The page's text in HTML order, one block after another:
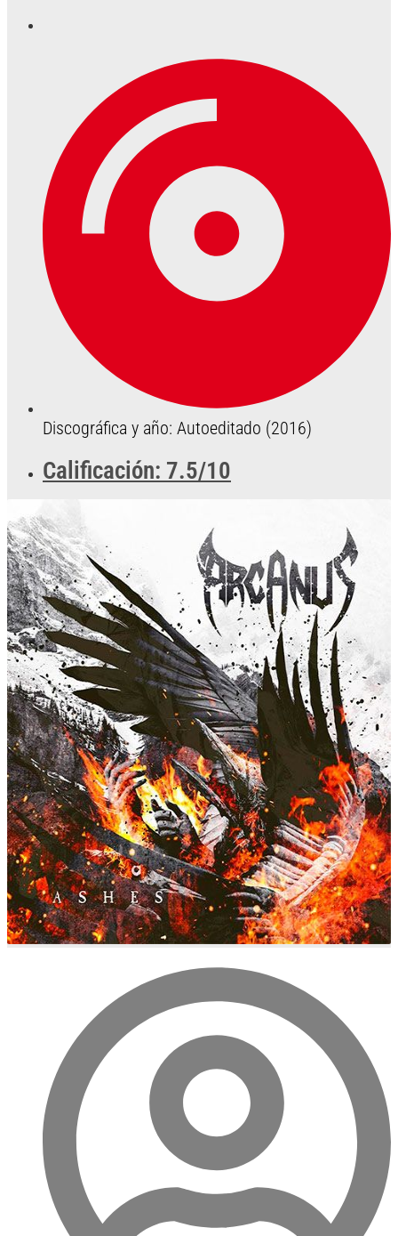
Discográfica y año: Autoeditado (2016)
Calificación: 7.5/10